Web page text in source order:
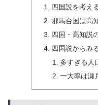
四国説を考え
邪馬台国は高
四国・高知説
四国説からみ
多すぎる人
一大率は瀬